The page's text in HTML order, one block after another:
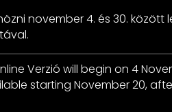
november 4. és 30.
Verzió will begin on 4
starting November 20,